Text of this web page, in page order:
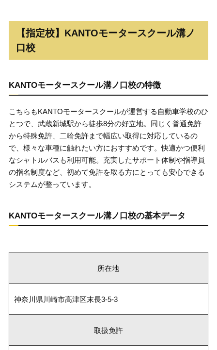
【指定校】KANTOモータースクール溝ノ
口校
KANTOモータースクール溝ノ口校の特徴
こちらもKANTOモータースクールが運営する自動車学校のひ
とつで、武蔵新城駅から徒歩8分の好立地。同じく普通免許
から特殊免許、二輪免許まで幅広い取得に対応しているの
で、様々な車種に触れたい方におすすめです。快適かつ便利
なシャトルバスも利用可能。充実したサポート体制や指導員
の指名制度など、初めて免許を取る方にとっても安心できる
システムが整っています。
KANTOモータースクール溝ノ口校の基本データ
所在地
神奈川県川崎市高津区末長3-5-3
取扱免許